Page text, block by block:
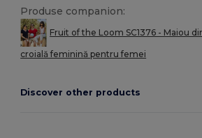
Produse companion:
Fruit of the Loom SC1376 - Maiou
croială feminină pentru femei
Discover other products